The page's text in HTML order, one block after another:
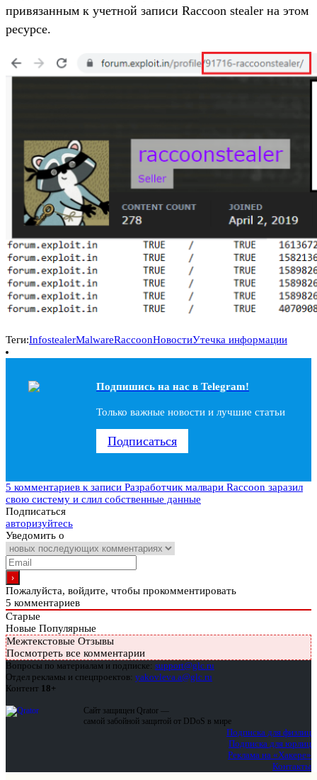
привязанным к учетной записи Raccoon stealer на этом
ресурсе.
Теги:InfostealerMalwareRaccoonНовостиУтечка информации
Подпишись на наc в Telegram!
Только важные новости и лучшие статьи
Подписаться
5 комментариев к записи Разработчик малвари Raccoon заразил
свою систему и слил собственные данные
Подписаться
авторизуйтесь
Уведомить о
Пожалуйста, войдите, чтобы прокомментировать
5 комментариев
Старые
Новые Популярные
Межтекстовые Отзывы
Посмотреть все комментарии
Вопросы по материалам и подписке: support@glc.ru
Отдел рекламы и спецпроектов: yakovleva.a@glc.ru
Контент 18+
Сайт защищен Qrator —
самой забойной защитой от DDoS в мире
Подписка для физлиц
Подписка для юрлиц
Реклама на «Хакере»
Контакты